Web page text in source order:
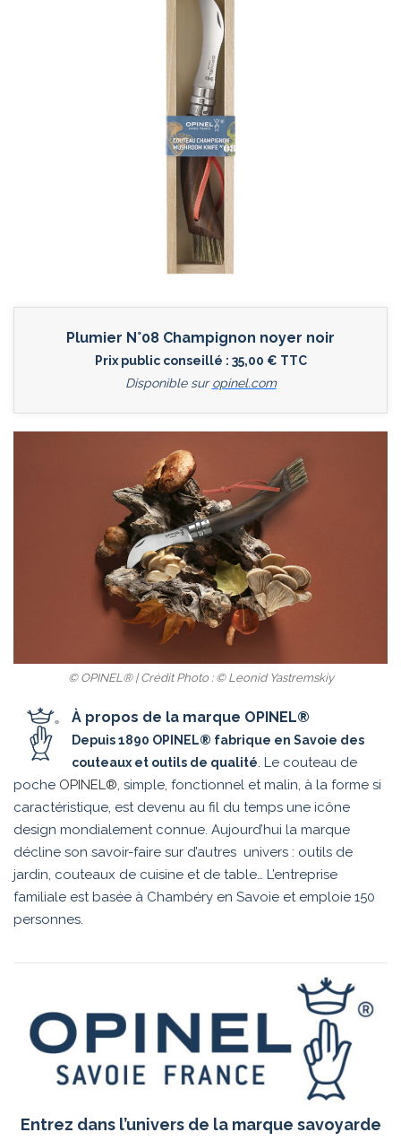
Plumier N°08 Champignon noyer noir
Prix public conseillé : 35,00 € TTC
Disponible suropinel.com
© OPINEL® | Crédit Photo : © Leonid Yastremskiy
À propos de la marque OPINEL®
Depuis 1890 OPINEL® fabrique en Savoie des
couteaux et outils de qualité. Le couteau de
poche OPINEL®, simple, fonctionnel et malin, à la forme si
caractéristique, est devenu au fil du temps une icône
design mondialement connue. Aujourd’hui la marque
décline son savoir-faire sur d’autres univers : outils de
jardin, couteaux de cuisine et de table… L’entreprise
familiale est basée à Chambéry en Savoie et emploie 150
personnes.
Entrez dans l’univers de la marque savoyarde